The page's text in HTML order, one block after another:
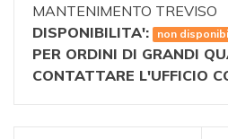
MANTENIMENTO TREVISO
DISPONIBILITA':
non
PER ORDINI DI GRANDI
CONTATTARE L'UFFICIO